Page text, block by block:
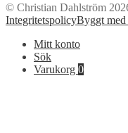
© Christian Dahlström
IntegritetspolicyByggt
Mitt konto
Sök
Varukorg 0